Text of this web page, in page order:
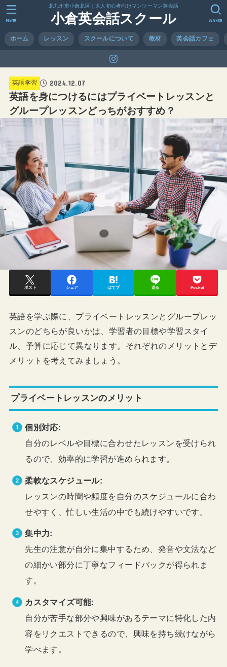
北九州市小倉北区｜大人初心者向けマンツーマン英会話
小倉英会話スクール
ホーム レッスン スクールについて 教材 英会話カフェ
SEARCH
MENU
英語学習 2024.12.07
英語を身につけるにはプライベートレッスンと
グループレッスンどっちがおすすめ？
ポスト シェア はてブ 送る Pocket
英語を学ぶ際に、プライベートレッスンとグループレッ
スンのどちらが良いかは、学習者の目標や学習スタイ
ル、予算に応じて異なります。それぞれのメリットとデ
メリットを考えてみましょう。
プライベートレッスンのメリット
個別対応:
自分のレベルや目標に合わせたレッスンを受けられ
るので、効率的に学習が進められます。
柔軟なスケジュール:
レッスンの時間や頻度を自分のスケジュールに合わ
せやすく、忙しい生活の中でも続けやすいです。
集中力:
先生の注意が自分に集中するため、発音や文法など
の細かい部分に丁寧なフィードバックが得られま
す。
カスタマイズ可能:
自分が苦手な部分や興味があるテーマに特化した内
容をリクエストできるので、興味を持ち続けながら
学べます。